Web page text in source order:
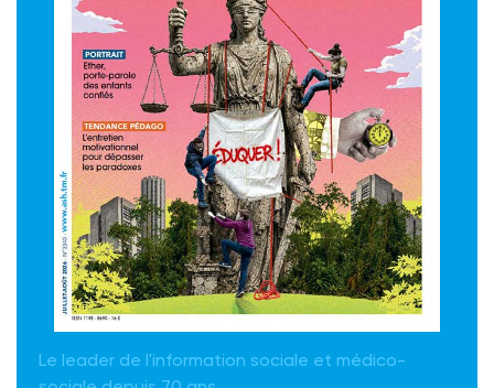
Le leader de l'information sociale et médico-